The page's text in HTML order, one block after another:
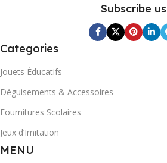
Subscribe us
Categories
Jouets Éducatifs
Déguisements & Accessoires
Fournitures Scolaires
Jeux d’Imitation
MENU